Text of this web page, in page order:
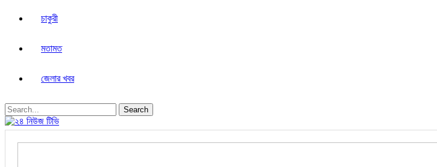
চাকুরী
মতামত
জেলার খবর